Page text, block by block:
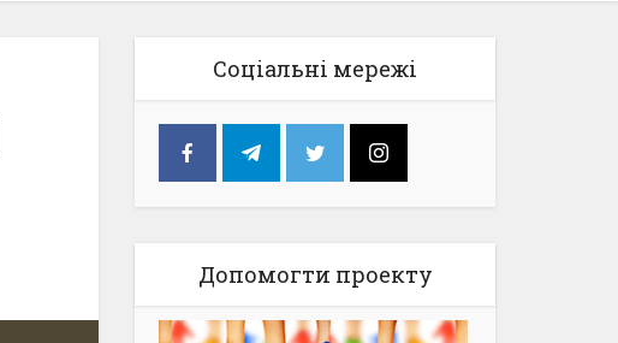
Соціальні мережі
Допомогти проекту